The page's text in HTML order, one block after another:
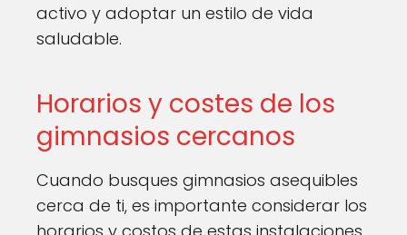
activo y adoptar un estilo de vida
saludable.
Horarios y costes de los
gimnasios cercanos
Cuando busques gimnasios asequibles
cerca de ti, es importante considerar los